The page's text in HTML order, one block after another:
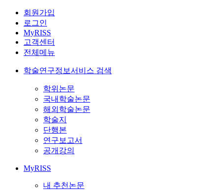
회원가입
로그인
MyRISS
고객센터
전체메뉴
학술연구정보서비스 검색
학위논문
국내학술논문
해외학술논문
학술지
단행본
연구보고서
공개강의
MyRISS
내 추천논문